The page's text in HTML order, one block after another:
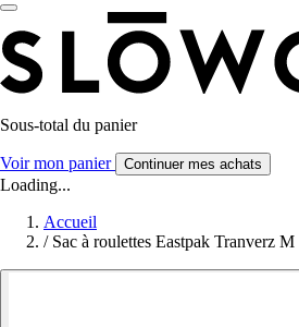
Sous-total du panier
Voir mon panier Continuer mes achats
Loading...
Accueil
/ Sac à roulettes Eastpak Tranverz M